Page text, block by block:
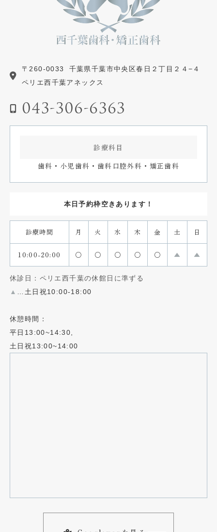
〒260-0033
千葉県千葉市中央区春日２丁目２４−４
ペリエ西千葉アネックス
043-306-6363
診療科目
歯科・小児歯科・歯科口腔外科・矯正歯科
本日予約枠空きあります！
診療時間 月 火 水 木 金 土 日
10:00-20:00 〇 〇 〇 〇 〇 ▲ ▲
休診日：ペリエ西千葉の休館日に準ずる
▲
…土日祝10:00-18:00
休憩時間：
平日13:00~14:30,
土日祝13:00~14:00